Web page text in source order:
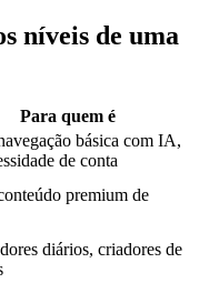
níveis de uma
Para quem é
básica com IA,
de conta
premium de
diários, criadores de